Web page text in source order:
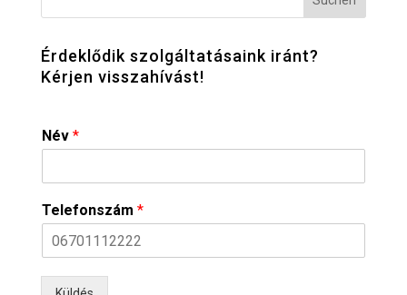
Érdeklődik szolgáltatásaink iránt?
Kérjen visszahívást!
Név *
Telefonszám *